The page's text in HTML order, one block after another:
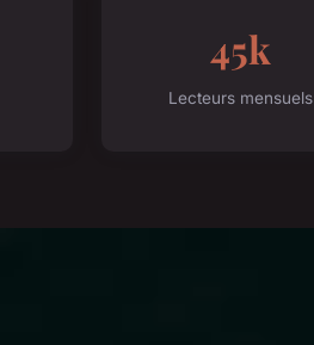
45k
Lecteurs mensuels